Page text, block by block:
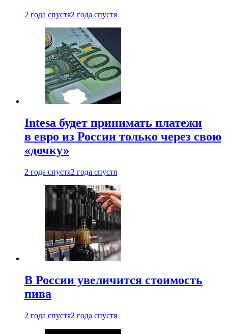
2 года спустя2 года спустя
Intesa будет принимать платежи
в евро из России только через свою
«дочку»
2 года спустя2 года спустя
В России увеличится стоимость
пива
2 года спустя2 года спустя